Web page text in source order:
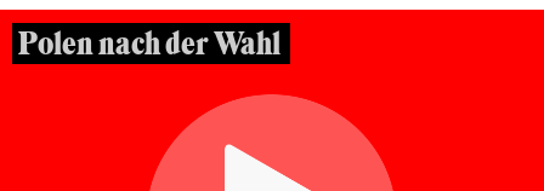
Polen nach der Wahl